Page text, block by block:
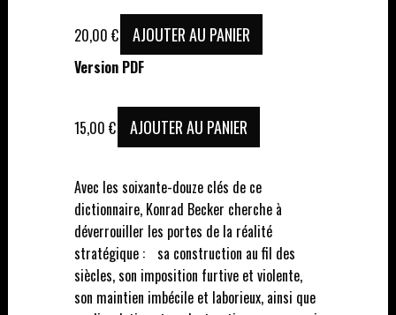
20,00 € AJOUTER AU PANIER
Version PDF
15,00 € AJOUTER AU PANIER
Avec les soixante-douze clés de ce
dictionnaire, Konrad Becker cherche à
déverrouiller les portes de la réalité
stratégique : sa construction au fil des
siècles, son imposition furtive et violente,
son maintien imbécile et laborieux, ainsi que